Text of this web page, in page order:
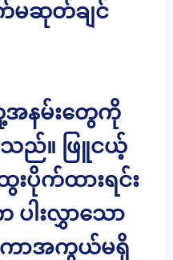
မဆုတ်ချင်
နမ်းတွေကို
သည်။ ဖြူငယ့်
ပိုက်ထားရင်း
ပါးလွှာသော
ကာအကွယ်မရှိ